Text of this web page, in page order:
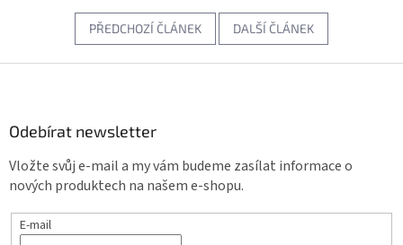
PŘEDCHOZÍ ČLÁNEK DALŠÍ ČLÁNEK
Odebírat newsletter
Vložte svůj e-mail a my vám budeme zasílat informace o
nových produktech na našem e-shopu.
E-mail